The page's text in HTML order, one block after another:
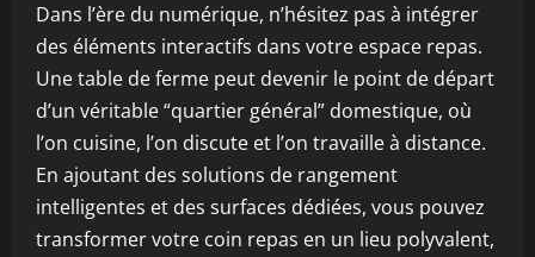
Dans l’ère du numérique, n’hésitez pas à intégrer
des éléments interactifs dans votre espace repas.
Une table de ferme peut devenir le point de départ
d’un véritable “quartier général” domestique, où
l’on cuisine, l’on discute et l’on travaille à distance.
En ajoutant des solutions de rangement
intelligentes et des surfaces dédiées, vous pouvez
transformer votre coin repas en un lieu polyvalent,